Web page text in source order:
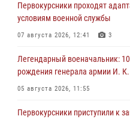
Первокурсники проходят
условиям военной службы
07 августа 2026, 12:41 3
Легендарный военачальник:
рождения генерала армии И.
05 августа 2026, 11:55
Первокурсники приступили к